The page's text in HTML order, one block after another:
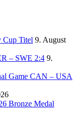
Cup Titel 9. August
– SWE 2:4 9.
Game CAN – USA
Bronze Medal